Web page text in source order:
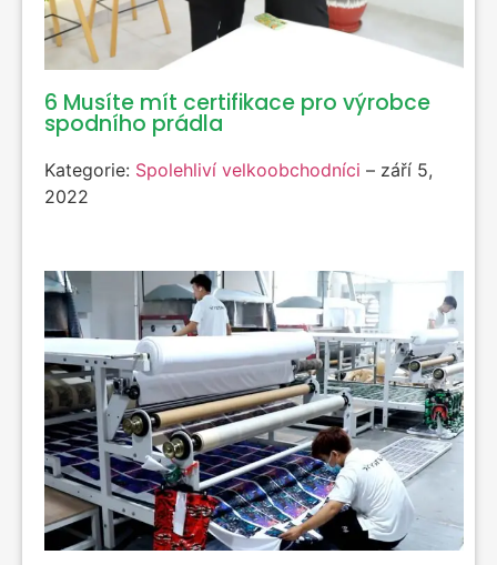
6 Musíte mít certifikace pro výrobce
spodního prádla
Kategorie: Spolehliví velkoobchodníci – září 5,
2022